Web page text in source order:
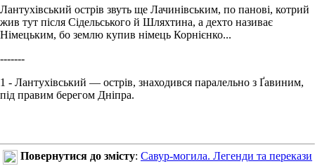
Лантухівський острів звуть ще Лачинівським, по панові, котрий
жив тут після Сідельського й Шляхтина, а дехто називає
Німецьким, бо землю купив німець Корнієнко...
-------
1 - Лантухівський — острів, знаходився паралельно з Ґавиним,
під правим берегом Дніпра.
Повернутися до змісту: Савур-могила. Легенди та перекази